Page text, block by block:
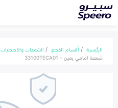
الرئيسية أقسام القطع
الشمعات
شمعة امامي يمين - 33100TECA01